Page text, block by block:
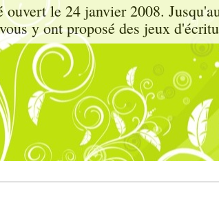
ouvert le 24 janvier 2008.
y ont proposé des jeux